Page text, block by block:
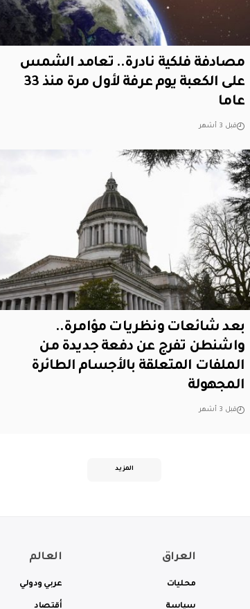
مصادفة فلكية نادرة.. تعامد الشمس
على الكعبة يوم عرفة لأول مرة منذ 33
عاما
قبل 3 أشهر
بعد شائعات ونظريات مؤامرة..
واشنطن تفرج عن دفعة جديدة من
الملفات المتعلقة بالأجسام الطائرة
المجهولة
قبل 3 أشهر
المزيد
العراق
محليات
سياسة
العالم
عربي ودولي
أقتصاد